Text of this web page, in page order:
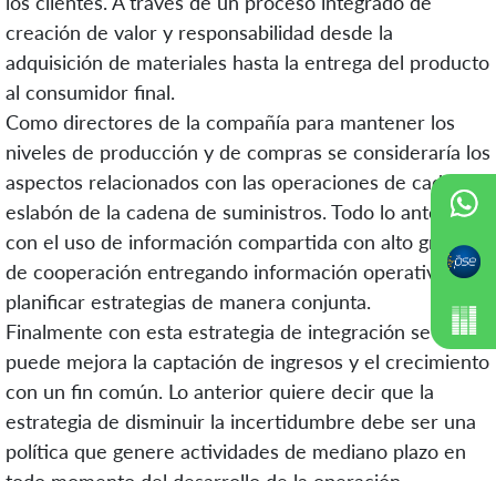
creación de valor y responsabilidad desde la
adquisición de materiales hasta la entrega del producto
al consumidor final.
Como directores de la compañía para mantener los
niveles de producción y de compras se consideraría los
aspectos relacionados con las operaciones de cada
eslabón de la cadena de suministros. Todo lo anterior
con el uso de información compartida con alto grado
de cooperación entregando información operativa para
planificar estrategias de manera conjunta.
Finalmente con esta estrategia de integración se
puede mejora la captación de ingresos y el crecimiento
con un fin común. Lo anterior quiere decir que la
estrategia de disminuir la incertidumbre debe ser una
política que genere actividades de mediano plazo en